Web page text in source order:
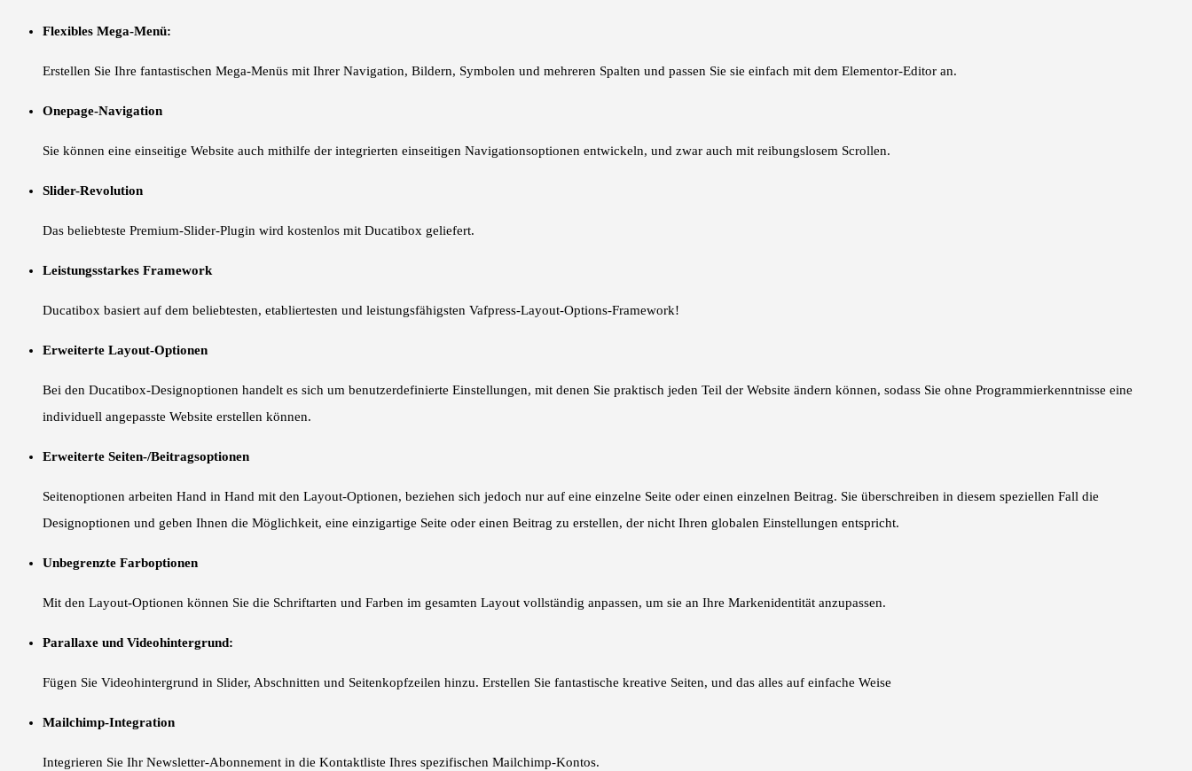
Flexibles Mega-Menü:
Erstellen Sie Ihre fantastischen Mega-Menüs mit Ihrer Navigation, Bildern, Symbolen und mehreren Spalten und passen Sie sie einfach mit dem Elementor-Editor an.
Onepage-Navigation
Sie können eine einseitige Website auch mithilfe der integrierten einseitigen Navigationsoptionen entwickeln, und zwar auch mit reibungslosem Scrollen.
Slider-Revolution
Das beliebteste Premium-Slider-Plugin wird kostenlos mit Ducatibox geliefert.
Leistungsstarkes Framework
Ducatibox basiert auf dem beliebtesten, etabliertesten und leistungsfähigsten Vafpress-Layout-Options-Framework!
Erweiterte Layout-Optionen
Bei den Ducatibox-Designoptionen handelt es sich um benutzerdefinierte Einstellungen, mit denen Sie praktisch jeden Teil der Website ändern können, sodass Sie ohne Programmierkenntnisse eine
individuell angepasste Website erstellen können.
Erweiterte Seiten-/Beitragsoptionen
Seitenoptionen arbeiten Hand in Hand mit den Layout-Optionen, beziehen sich jedoch nur auf eine einzelne Seite oder einen einzelnen Beitrag. Sie überschreiben in diesem speziellen Fall die
Designoptionen und geben Ihnen die Möglichkeit, eine einzigartige Seite oder einen Beitrag zu erstellen, der nicht Ihren globalen Einstellungen entspricht.
Unbegrenzte Farboptionen
Mit den Layout-Optionen können Sie die Schriftarten und Farben im gesamten Layout vollständig anpassen, um sie an Ihre Markenidentität anzupassen.
Parallaxe und Videohintergrund:
Fügen Sie Videohintergrund in Slider, Abschnitten und Seitenkopfzeilen hinzu. Erstellen Sie fantastische kreative Seiten, und das alles auf einfache Weise
Mailchimp-Integration
Integrieren Sie Ihr Newsletter-Abonnement in die Kontaktliste Ihres spezifischen Mailchimp-Kontos.